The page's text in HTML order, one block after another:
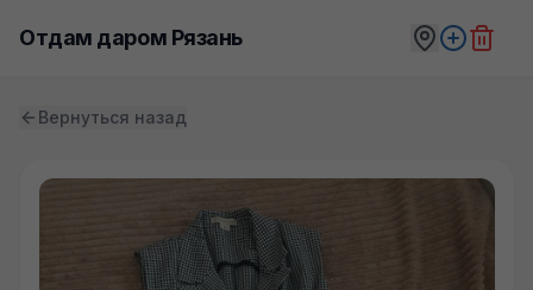
Отдам даром Рязань
Вернуться назад